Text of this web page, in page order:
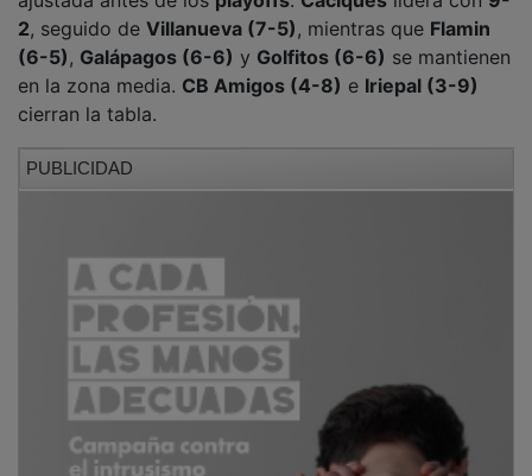
2, seguido deVillanueva (7-5) , mientras que Flamin
(6-5),Galápagos (6-6)yGolfitos (6-6) se mantienen
en la zona media. CB Amigos (4-8)e Iriepal (3-9)
cierran la tabla.